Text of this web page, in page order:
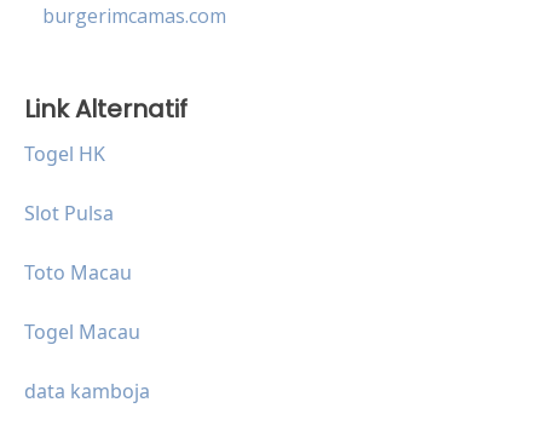
burgerimcamas.com
Link Alternatif
Togel HK
Slot Pulsa
Toto Macau
Togel Macau
data kamboja